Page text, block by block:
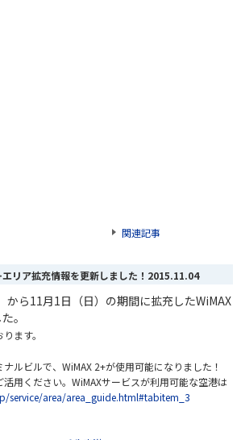
関連記事
リア拡充情報を更新しました！ 2015.11.04
から11月1日（日）の期間に拡充したWiMAX
。
ます。
ルビルで、WiMAX 2+が使用可能になりました！
用ください。 WiMAXサービスが利用可能な空港は
area/area_guide.html#tabitem_3